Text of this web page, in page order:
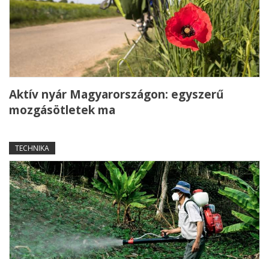
Aktív nyár Magyarországon: egyszerű
mozgásötletek ma
TECHNIKA